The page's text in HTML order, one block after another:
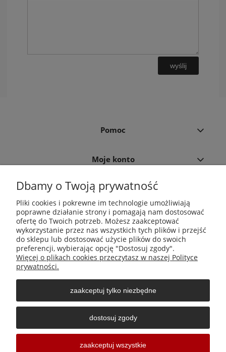
wyślij
Pomoc
Moje konto
Płatności i dostawa
Informacje
O nas
Środki do zwalczania szkodników Aga Pułapki | Wacława
Iwaszkiewicza 23, 32-406 Zakliczyn | AGA-PLAST MET 2 Paweł
Sałach | NIP: 6811796065 | REGON: 363212838
Sklepy internetowe Shoper Częstochowa
Dbamy o Twoją prywatność
Pliki cookies i pokrewne im technologie umożliwiają
poprawne działanie strony i pomagają nam dostosować
ofertę do Twoich potrzeb. Możesz zaakceptować
wykorzystanie przez nas wszystkich tych plików i przejść
do sklepu lub dostosować użycie plików do swoich
preferencji, wybierając opcję "Dostosuj zgody".
Więcej o plikach cookies przeczytasz w naszej Polityce
prywatności.
zaakceptuj tylko niezbędne
dostosuj zgody
zaakceptuj wszystkie